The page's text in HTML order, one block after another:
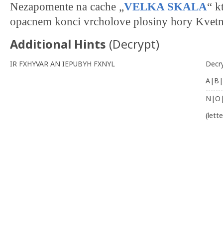
Nezapomente na cache „VELKA SKALA“
opacnem konci vrcholove plosiny hory
Additional Hints (Decrypt)
IR FXHYVAR AN IEPUBYH FXNYL